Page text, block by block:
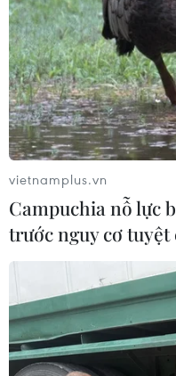
vietnamplus.vn
Campuchia nỗ lực
trước nguy cơ tuyệt